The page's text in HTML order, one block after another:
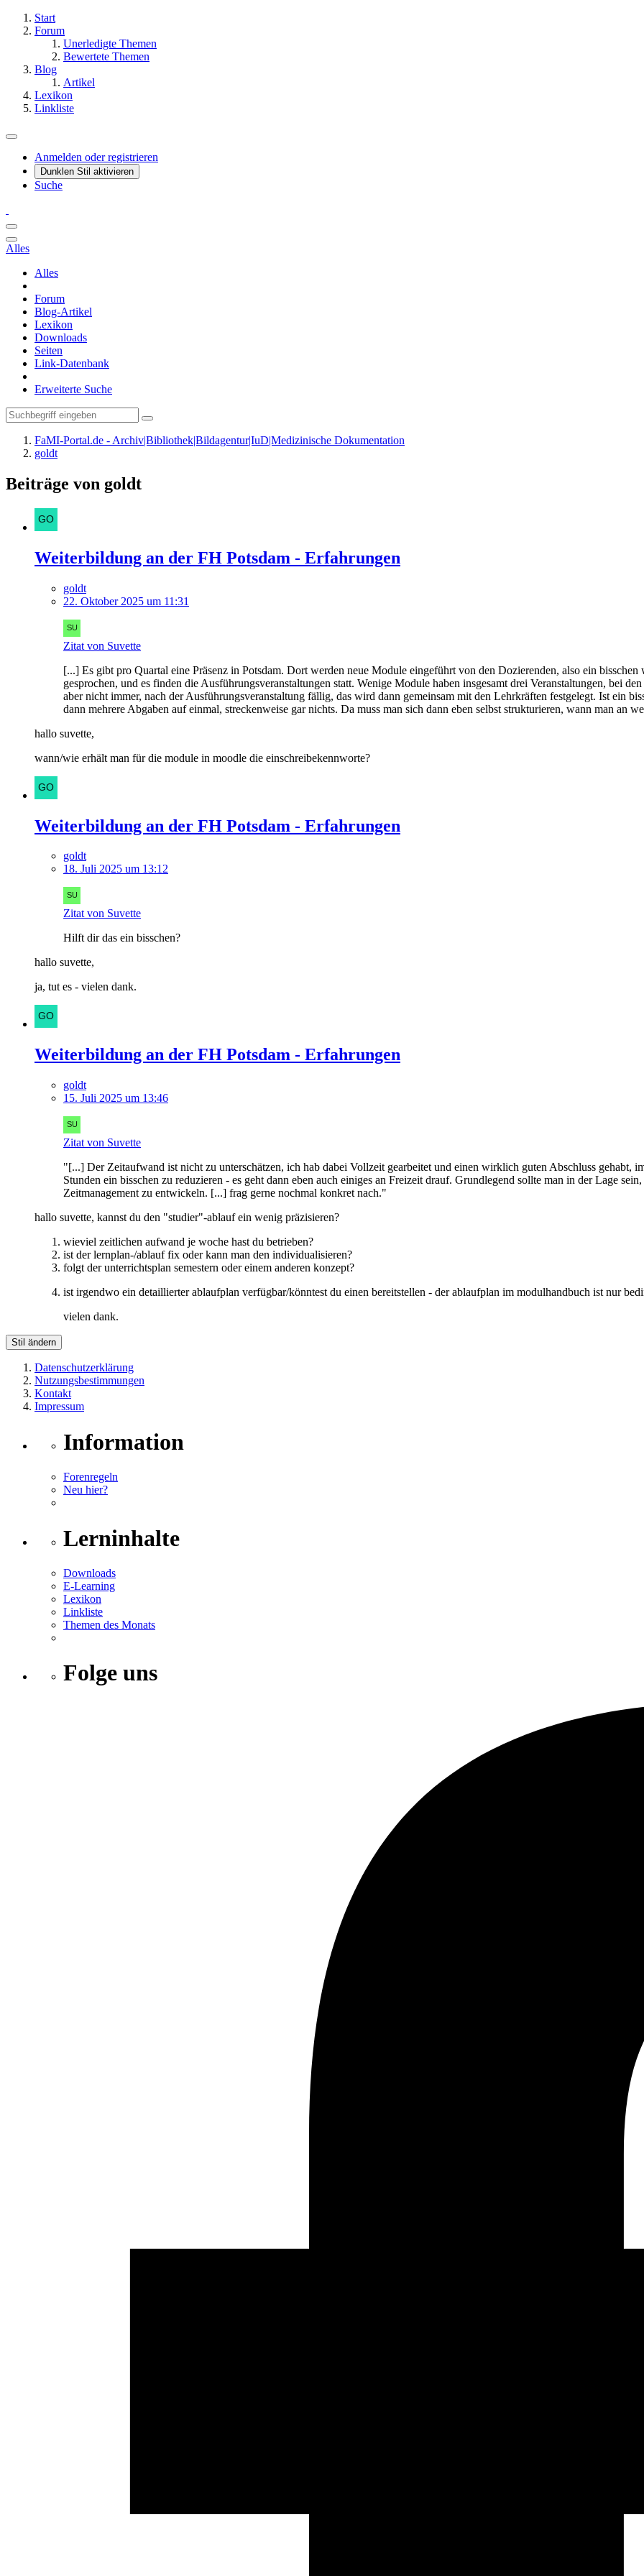
Start
Forum
Unerledigte Themen
Bewertete Themen
Blog
Artikel
Lexikon
Linkliste
Anmelden oder registrieren
Dunklen Stil aktivieren
Suche
Alles
Alles
Forum
Blog-Artikel
Lexikon
Downloads
Seiten
Link-Datenbank
Erweiterte Suche
FaMI-Portal.de - Archiv|Bibliothek|Bildagentur|IuD|Medizinische Dokumentation
goldt
Beiträge von goldt
Weiterbildung an der FH Potsdam - Erfahrungen
goldt
22. Oktober 2025 um 11:31
Zitat von Suvette
[...] Es gibt pro Quartal eine Präsenz in Potsdam. Dort werden neue Module eingeführt von den Dozierenden, also ein
gesprochen, und es finden die Ausführungsveranstaltungen statt. Wenige Module haben insgesamt drei Veranstaltungen, bei
aber nicht immer, nach der Ausführungsveranstaltung fällig, das wird dann gemeinsam mit den Lehrkräften festgelegt. Ist ein
dann mehrere Abgaben auf einmal, streckenweise gar nichts. Da muss man sich dann eben selbst strukturieren, wann man an
hallo suvette,
wann/wie erhält man für die module in moodle die einschreibekennworte?
Weiterbildung an der FH Potsdam - Erfahrungen
goldt
18. Juli 2025 um 13:12
Zitat von Suvette
Hilft dir das ein bisschen?
hallo suvette,
ja, tut es - vielen dank.
Weiterbildung an der FH Potsdam - Erfahrungen
goldt
15. Juli 2025 um 13:46
Zitat von Suvette
"[...] Der Zeitaufwand ist nicht zu unterschätzen, ich hab dabei Vollzeit gearbeitet und einen wirklich guten Abschluss gehabt,
Stunden ein bisschen zu reduzieren - es geht dann eben auch einiges an Freizeit drauf. Grundlegend sollte man in der Lage
Zeitmanagement zu entwickeln. [...] frag gerne nochmal konkret nach."
hallo suvette, kannst du den "studier"-ablauf ein wenig präzisieren?
wieviel zeitlichen aufwand je woche hast du betrieben?
ist der lernplan-/ablauf fix oder kann man den individualisieren?
folgt der unterrichtsplan semestern oder einem anderen konzept?
ist irgendwo ein detaillierter ablaufplan verfügbar/könntest du einen bereitstellen - der ablaufplan im modulhandbuch ist nur
vielen dank.
Stil ändern
Datenschutzerklärung
Nutzungsbestimmungen
Kontakt
Impressum
Information
Forenregeln
Neu hier?
Lerninhalte
Downloads
E-Learning
Lexikon
Linkliste
Themen des Monats
Folge uns